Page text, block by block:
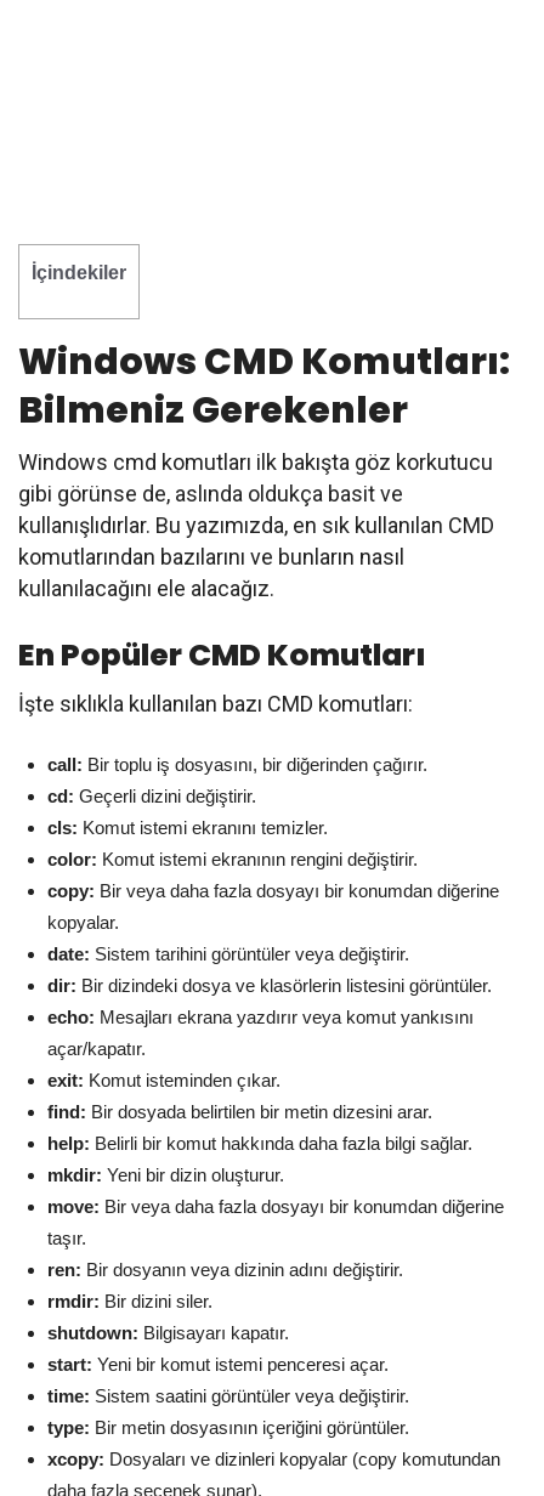
İçindekiler
Windows CMD Komutları:
Bilmeniz Gerekenler
Windows cmd komutları ilk bakışta göz korkutucu
gibi görünse de, aslında oldukça basit ve
kullanışlıdırlar. Bu yazımızda, en sık kullanılan CMD
komutlarından bazılarını ve bunların nasıl
kullanılacağını ele alacağız.
En Popüler CMD Komutları
İşte sıklıkla kullanılan bazı CMD komutları:
call: Bir toplu iş dosyasını, bir diğerinden çağırır.
cd: Geçerli dizini değiştirir.
cls: Komut istemi ekranını temizler.
color: Komut istemi ekranının rengini değiştirir.
copy: Bir veya daha fazla dosyayı bir konumdan diğerine
kopyalar.
date: Sistem tarihini görüntüler veya değiştirir.
dir: Bir dizindeki dosya ve klasörlerin listesini görüntüler.
echo: Mesajları ekrana yazdırır veya komut yankısını
açar/kapatır.
exit: Komut isteminden çıkar.
find: Bir dosyada belirtilen bir metin dizesini arar.
help: Belirli bir komut hakkında daha fazla bilgi sağlar.
mkdir: Yeni bir dizin oluşturur.
move: Bir veya daha fazla dosyayı bir konumdan diğerine
taşır.
ren: Bir dosyanın veya dizinin adını değiştirir.
rmdir: Bir dizini siler.
shutdown: Bilgisayarı kapatır.
start: Yeni bir komut istemi penceresi açar.
time: Sistem saatini görüntüler veya değiştirir.
type: Bir metin dosyasının içeriğini görüntüler.
xcopy: Dosyaları ve dizinleri kopyalar (copy komutundan
daha fazla seçenek sunar).